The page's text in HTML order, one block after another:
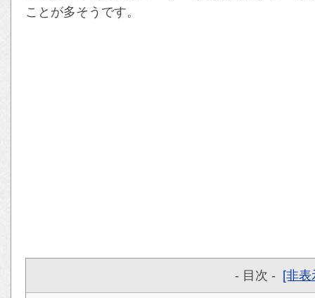
ことが多そうです。
- 目次 - [非表